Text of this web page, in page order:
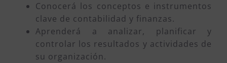
Conocerá los conceptos e instrumentos
clave de contabilidad y finanzas.
Aprenderá a analizar, planificar y
controlar los resultados y actividades de
su organización.